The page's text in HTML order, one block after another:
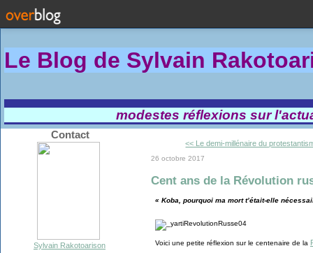
Le Blog de Sylvain Rakotoa
modestes réflexions sur
Contact
Sylvain Rakotoarison
<< Le demi-millénaire du
26 octobre 2017
Cent ans de la Révolution
« Koba, pourquoi ma mort t’était-elle
Voici une petite réflexion sur le centenaire de la